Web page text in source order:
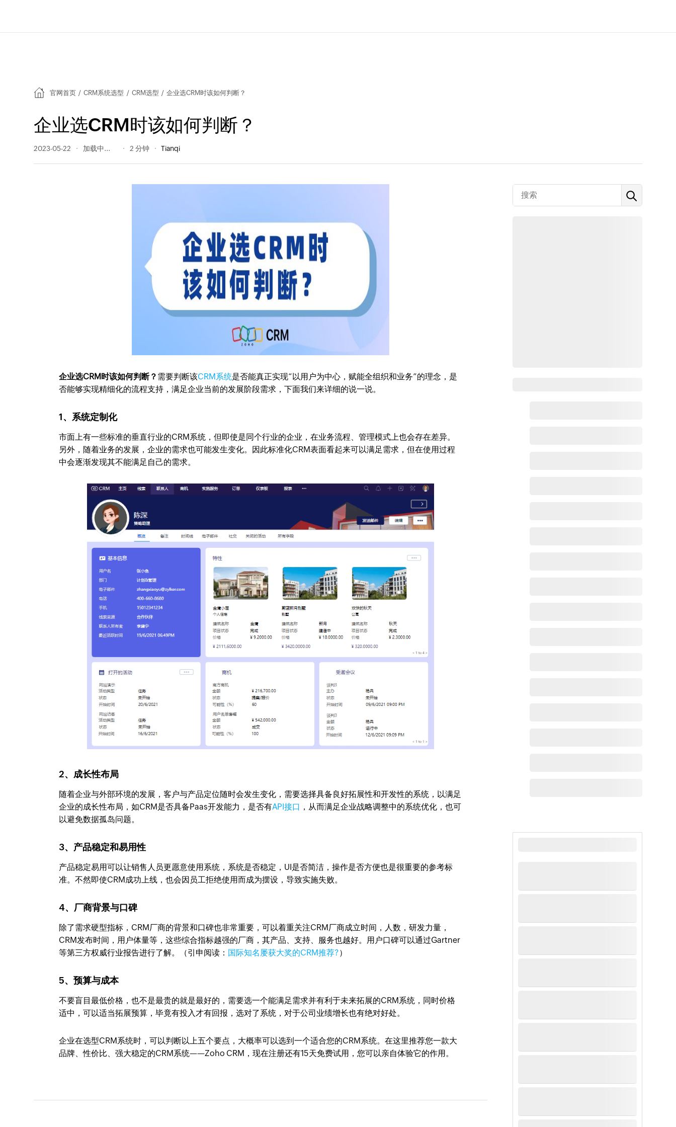
官网首页 / CRM系统选型 / CRM选型 / 企业选CRM时该如何判断？
企业选CRM时该如何判断？
2023-05-22 238 阅读量 2 分钟 Tianqi
企业选CRM时该如何判断？ 需要判断该CRM系统是否能真正实现“以用户为中心，赋能全组织和业务”的理念，是
否能够实现精细化的流程支持，满足企业当前的发展阶段需求，下面我们来详细的说一说。
1、系统定制化
市面上有一些标准的垂直行业的CRM系统，但即使是同个行业的企业，在业务流程、管理模式上也会存在差异。
另外，随着业务的发展，企业的需求也可能发生变化。因此标准化CRM表面看起来可以满足需求，但在使用过程
中会逐渐发现其不能满足自己的需求。
2、成长性布局
随着企业与外部环境的发展，客户与产品定位随时会发生变化，需要选择具备良好拓展性和开发性的系统，以满足
企业的成长性布局，如CRM是否具备Paas开发能力，是否有API接口 ，从而满足企业战略调整中的系统优化，也可
以避免数据孤岛问题。
3、产品稳定和易用性
产品稳定易用可以让销售人员更愿意使用系统，系统是否稳定，UI是否简洁，操作是否方便也是很重要的参考标
准。不然即使CRM成功上线，也会因员工拒绝使用而成为摆设，导致实施失败。
4、厂商背景与口碑
除了需求硬型指标，CRM厂商的背景和口碑也非常重要，可以着重关注CRM厂商成立时间，人数，研发力量，
CRM发布时间，用户体量等，这些综合指标越强的厂商，其产品、支持、服务也越好。用户口碑可以通过Gartner
等第三方权威行业报告进行了解。（引申阅读： 国际知名屡获大奖的CRM推荐?）
5、预算与成本
不要盲目最低价格，也不是最贵的就是最好的，需要选一个能满足需求并有利于未来拓展的CRM系统，同时价格
适中，可以适当拓展预算，毕竟有投入才有回报，选对了系统，对于公司业绩增长也有绝对好处。
企业在选型CRM系统时，可以判断以上五个要点，大概率可以选到一个适合您的CRM系统。在这里推荐您一款大
品牌、性价比、强大稳定的CRM系统——Zoho CRM，现在注册还有15天免费试用，您可以亲自体验它的作用。